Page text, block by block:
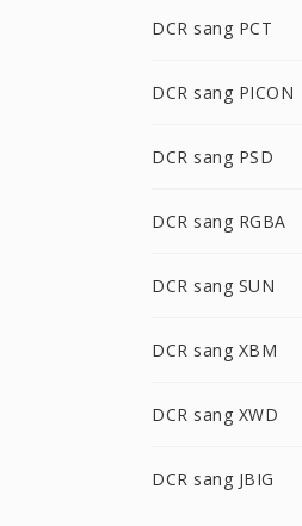
DCR sang PCT
DCR sang PICON
DCR sang PSD
DCR sang RGBA
DCR sang SUN
DCR sang XBM
DCR sang XWD
DCR sang JBIG